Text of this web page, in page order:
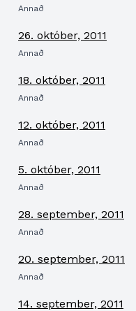
Annað
26. október, 2011
Annað
18. október, 2011
Annað
12. október, 2011
Annað
5. október, 2011
Annað
28. september, 2011
Annað
20. september, 2011
Annað
14. september, 2011